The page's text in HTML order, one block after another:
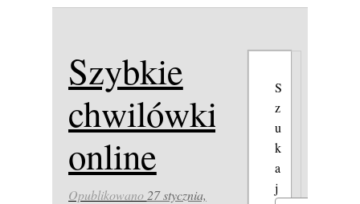
Szybkie
chwilówki
online
Opublikowano 27 stycznia,
S
z
u
k
a
j